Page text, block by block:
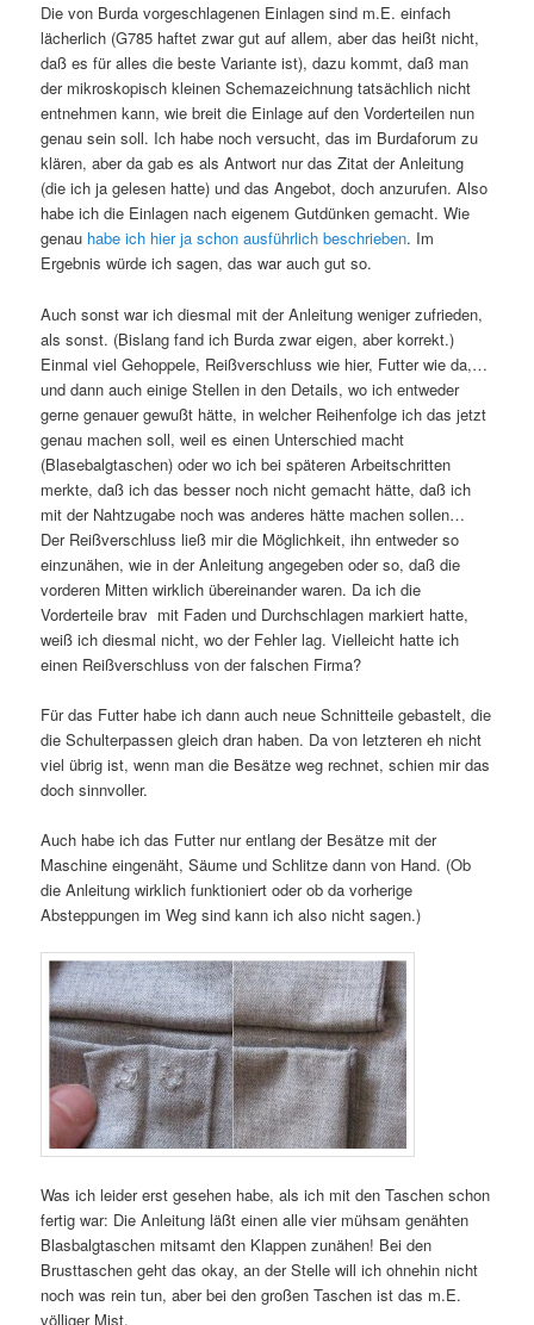
Die von Burda vorgeschlagenen Einlagen sind m.E. einfach
lächerlich (G785 haftet zwar gut auf allem, aber das heißt nicht,
daß es für alles die beste Variante ist), dazu kommt, daß man
der mikroskopisch kleinen Schemazeichnung tatsächlich nicht
entnehmen kann, wie breit die Einlage auf den Vorderteilen nun
genau sein soll. Ich habe noch versucht, das im Burdaforum zu
klären, aber da gab es als Antwort nur das Zitat der Anleitung
(die ich ja gelesen hatte) und das Angebot, doch anzurufen. Also
habe ich die Einlagen nach eigenem Gutdünken gemacht. Wie
genau habe ich hier ja schon ausführlich beschrieben. Im
Ergebnis würde ich sagen, das war auch gut so.
Auch sonst war ich diesmal mit der Anleitung weniger zufrieden,
als sonst. (Bislang fand ich Burda zwar eigen, aber korrekt.)
Einmal viel Gehoppele, Reißverschluss wie hier, Futter wie da,…
und dann auch einige Stellen in den Details, wo ich entweder
gerne genauer gewußt hätte, in welcher Reihenfolge ich das jetzt
genau machen soll, weil es einen Unterschied macht
(Blasebalgtaschen) oder wo ich bei späteren Arbeitschritten
merkte, daß ich das besser noch nicht gemacht hätte, daß ich
mit der Nahtzugabe noch was anderes hätte machen sollen…
Der Reißverschluss ließ mir die Möglichkeit, ihn entweder so
einzunähen, wie in der Anleitung angegeben oder so, daß die
vorderen Mitten wirklich übereinander waren. Da ich die
Vorderteile brav mit Faden und Durchschlagen markiert hatte,
weiß ich diesmal nicht, wo der Fehler lag. Vielleicht hatte ich
einen Reißverschluss von der falschen Firma?
Für das Futter habe ich dann auch neue Schnitteile gebastelt, die
die Schulterpassen gleich dran haben. Da von letzteren eh nicht
viel übrig ist, wenn man die Besätze weg rechnet, schien mir das
doch sinnvoller.
Auch habe ich das Futter nur entlang der Besätze mit der
Maschine eingenäht, Säume und Schlitze dann von Hand. (Ob
die Anleitung wirklich funktioniert oder ob da vorherige
Absteppungen im Weg sind kann ich also nicht sagen.)
Was ich leider erst gesehen habe, als ich mit den Taschen schon
fertig war: Die Anleitung läßt einen alle vier mühsam genähten
Blasbalgtaschen mitsamt den Klappen zunähen! Bei den
Brusttaschen geht das okay, an der Stelle will ich ohnehin nicht
noch was rein tun, aber bei den großen Taschen ist das m.E.
völliger Mist.